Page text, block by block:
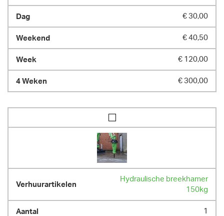
€ 30,00
€ 40,50
€ 120,00
€ 300,00
Hydraulische breekhamer
150kg
1